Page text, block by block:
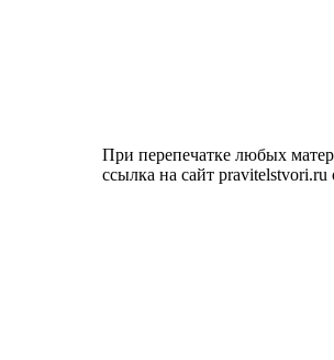
При перепечатке любых
ссылка на сайт pravitelstvori.ru